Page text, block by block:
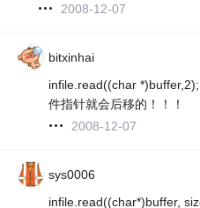
2008-12-07
bitxinhai
infile.read((char
件指针就会后移的！！！
2008-12-07
sys0006
infile.read((char*)buffer,